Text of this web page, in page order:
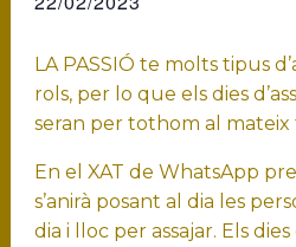
LA PASSIÓ te molts tipus
rols, per lo que els dies
seran per tothom al mateix
En el XAT de WhatsApp
s’anirà posant al dia les
dia i lloc per assajar. Els